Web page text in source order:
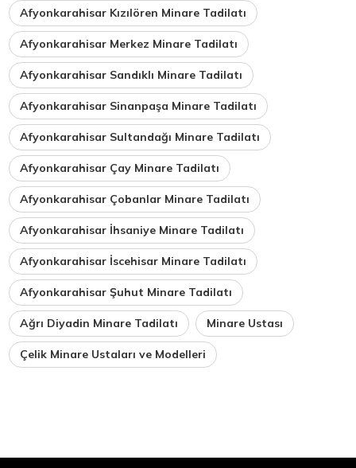
Afyonkarahisar Kızılören Minare Tadilatı
Afyonkarahisar Merkez Minare Tadilatı
Afyonkarahisar Sandıklı Minare Tadilatı
Afyonkarahisar Sinanpaşa Minare Tadilatı
Afyonkarahisar Sultandağı Minare Tadilatı
Afyonkarahisar Çay Minare Tadilatı
Afyonkarahisar Çobanlar Minare Tadilatı
Afyonkarahisar İhsaniye Minare Tadilatı
Afyonkarahisar İscehisar Minare Tadilatı
Afyonkarahisar Şuhut Minare Tadilatı
Ağrı Diyadin Minare Tadilatı Minare Ustası
Çelik Minare Ustaları ve Modelleri